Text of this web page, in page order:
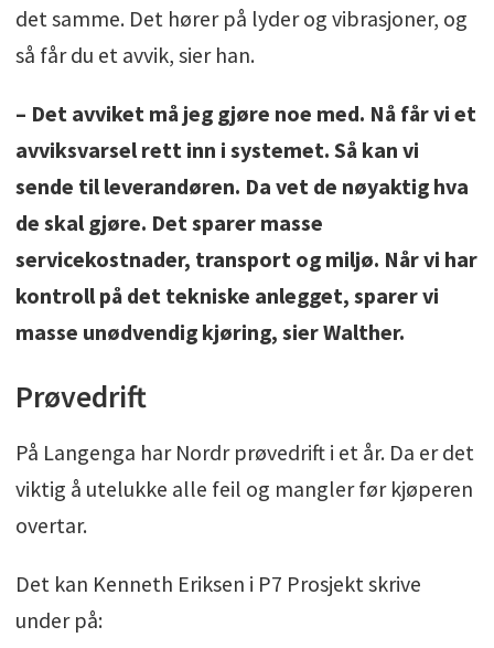
det samme. Det hører på lyder og vibrasjoner, og
så får du et avvik, sier han.
– Det avviket må jeg gjøre noe med. Nå får vi et
avviksvarsel rett inn i systemet. Så kan vi
sende til leverandøren. Da vet de nøyaktig hva
de skal gjøre. Det sparer masse
servicekostnader, transport og miljø. Når vi har
kontroll på det tekniske anlegget, sparer vi
masse unødvendig kjøring, sier Walther.
Prøvedrift
På Langenga har Nordr prøvedrift i et år. Da er det
viktig å utelukke alle feil og mangler før kjøperen
overtar.
Det kan Kenneth Eriksen i P7 Prosjekt skrive
under på: